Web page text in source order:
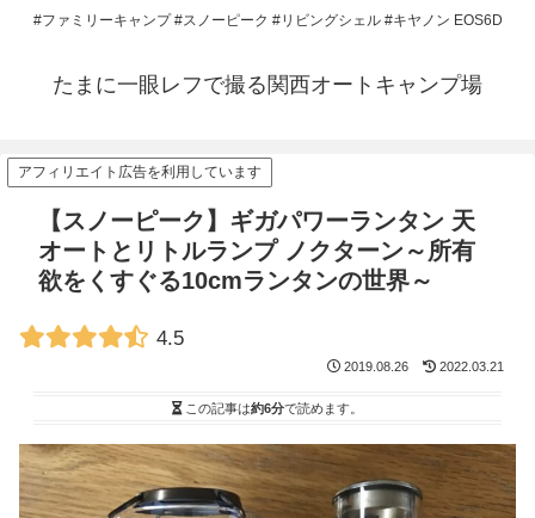
#ファミリーキャンプ #スノーピーク #リビングシェル #キヤノン EOS6D
たまに一眼レフで撮る関西オートキャンプ場
アフィリエイト広告を利用しています
【スノーピーク】ギガパワーランタン 天
オートとリトルランプ ノクターン～所有
欲をくすぐる10cmランタンの世界～
4.5
2019.08.26 2022.03.21
この記事は約6分で読めます。